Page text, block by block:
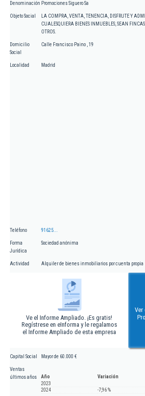
Denominación Promociones Siguero Sa
Objeto Social
LA COMPRA, VENTA, TENENCIA, DISFRUTE Y
CUALESQUIERA BIENES INMUEBLES, SEAN
OTROS.
Domicilio
Social
Calle Francisco Paino , 19
Localidad Madrid
Teléfono 91625...
Forma
Jurídica
Sociedad anónima
Actividad Alquiler de bienes inmobiliarios por cuenta propia
Ve el Informe Ampliado. ¡Es gratis!
Regístrese en eInforma y le regalamos
el Informe Ampliado de esta empresa
Ver
Capital Social Mayor de 60.000 €
Ventas
últimos años
Año
Variación
2023
2024
-7,96 %